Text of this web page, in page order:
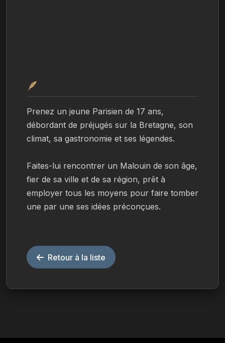
🪶
Prenez un jeune Parisien de 17 ans,
débordant de préjugés sur la Bretagne, son
climat, sa gastronomie et ses légendes.
Faites-lui rencontrer un Malouin de son âge,
fier de sa ville et de sa région, prêt à
employer tous les moyens pour faire tomber
une par une ses idées préconçues.
Retour à la liste